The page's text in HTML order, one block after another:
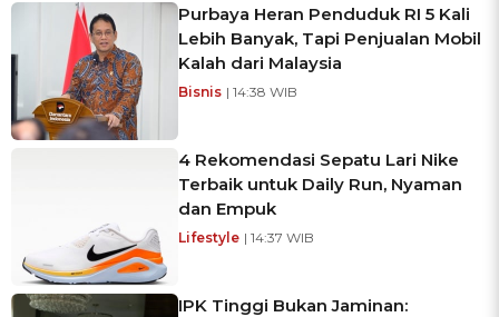
Purbaya Heran Penduduk RI 5 Kali
Lebih Banyak, Tapi Penjualan Mobil
Kalah dari Malaysia
Bisnis | 14:38 WIB
4 Rekomendasi Sepatu Lari Nike
Terbaik untuk Daily Run, Nyaman
dan Empuk
Lifestyle | 14:37 WIB
IPK Tinggi Bukan Jaminan: